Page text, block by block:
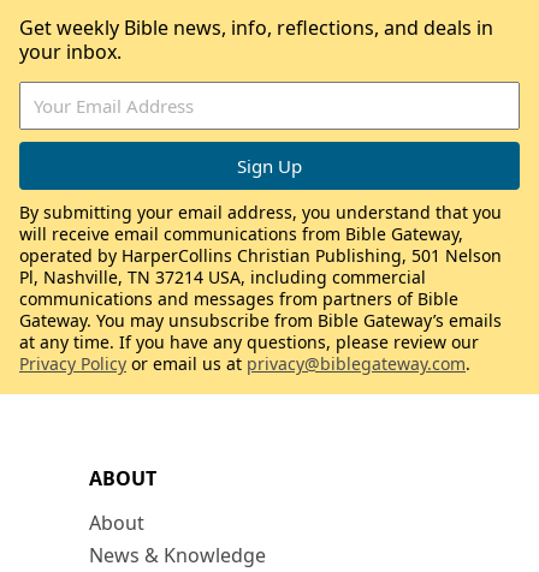
ABOUT
About
News & Knowledge
Get weekly Bible news, info, reflections, and deals in
your inbox.
By submitting your email address, you understand that you
will receive email communications from Bible Gateway,
operated by HarperCollins Christian Publishing, 501 Nelson
Pl, Nashville, TN 37214 USA, including commercial
communications and messages from partners of Bible
Gateway. You may unsubscribe from Bible Gateway’s emails
at any time. If you have any questions, please review our
Privacy Policy or email us at privacy@biblegateway.com.